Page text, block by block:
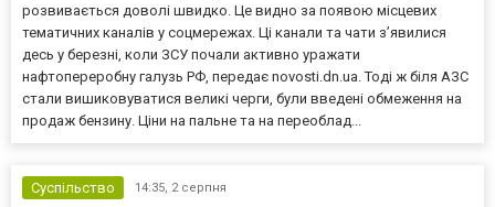
розвивається доволі швидко. Це видно за появою місцевих
тематичних каналів у соцмережах. Ці канали та чати з’явилися
десь у березні, коли ЗСУ почали активно уражати
нафтопереробну галузь РФ, передає novosti.dn.ua. Тоді ж біля АЗС
стали вишиковуватися великі черги, були введені обмеження на
продаж бензину. Ціни на пальне та на переоблад...
Суспільство 14:35, 2 серпня